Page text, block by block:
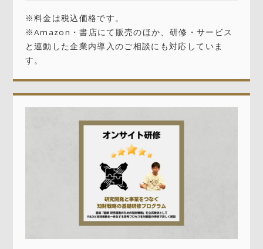
※料金は税込価格です。
※Amazon・書店にて販売のほか、研修・サービス
と連動した企業内導入のご相談にも対応していま
す。